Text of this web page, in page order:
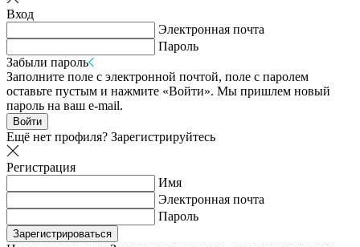
Вход
Электронная почта
Пароль
Забыли пароль
Заполните поле с электронной почтой, поле с паролем
оставьте пустым и нажмите «Войти». Мы пришлем новый
пароль на ваш e-mail.
Войти
Ещё нет профиля? Зарегистрируйтесь
Регистрация
Имя
Электронная почта
Пароль
Зарегистрироваться